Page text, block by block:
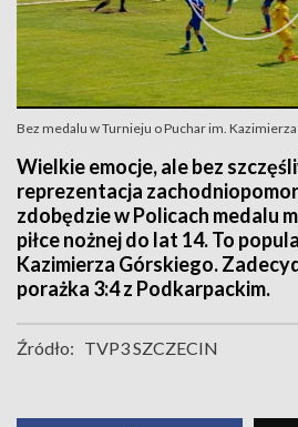
Bez medalu w Turnieju o Puchar im.
Wielkie emocje, ale bez
reprezentacja
zdobędzie w Policach medalu
piłce nożnej do lat 14. To
Kazimierza Górskiego.
porażka 3:4 z Podkarpackim.
Źródło: TVP3 SZCZECIN